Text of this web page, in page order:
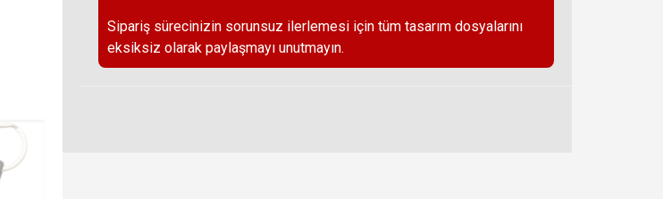
Sipariş sürecinizin sorunsuz ilerlemesi için tüm tasarım dosyalarını
eksiksiz olarak paylaşmayı unutmayın.